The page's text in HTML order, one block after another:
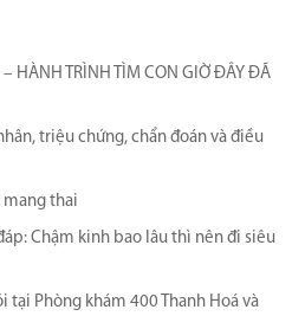
HÀNH TRÌNH TÌM CON GIỜ ĐÂY ĐÃ
triệu chứng, chẩn đoán và điều
thai
Chậm kinh bao lâu thì nên đi siêu
tại Phòng khám 400 Thanh Hoá và